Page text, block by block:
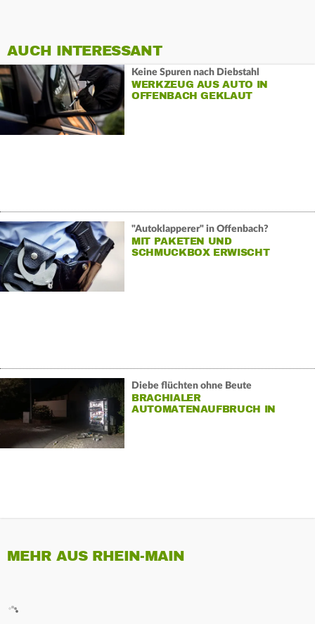
AUCH INTERESSANT
Keine Spuren nach Diebstahl
WERKZEUG AUS AUTO IN
OFFENBACH GEKLAUT
"Autoklapperer" in Offenbach?
MIT PAKETEN UND
SCHMUCKBOX ERWISCHT
Diebe flüchten ohne Beute
BRACHIALER
AUTOMATENAUFBRUCH IN
MEHR AUS RHEIN-MAIN